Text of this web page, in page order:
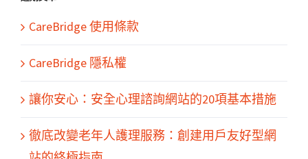
CareBridge 使用條款
CareBridge 隱私權
讓你安心：安全心理諮詢網站的20項基本措施
徹底改變老年人護理服務：創建用戶友好型網